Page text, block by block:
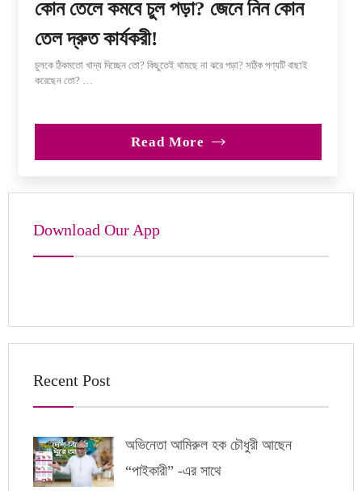
কোন তেলে কমবে চুল পড়া? জেনে নিন কোন
তেল দ্রুত কার্যকরী!
চুলকে ঠিকমতো খাদ্য দিচ্ছেন তো? কিছুতেই থামছে না ঝরে পড়া? সঠিক পণ্যটি বাছাই
করেছেন তো? …
Read More
Download Our App
Recent Post
অভিনেতা আমিরুল হক চৌধুরী আছেন
“পাইকারী” -এর সাথে